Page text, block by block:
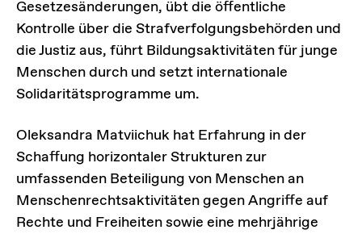
Gesetzesänderungen, übt die öffentliche
Kontrolle über die Strafverfolgungsbehörden und
die Justiz aus, führt Bildungsaktivitäten für junge
Menschen durch und setzt internationale
Solidaritätsprogramme um.
Oleksandra Matviichuk hat Erfahrung in der
Schaffung horizontaler Strukturen zur
umfassenden Beteiligung von Menschen an
Menschenrechtsaktivitäten gegen Angriffe auf
Rechte und Freiheiten sowie eine mehrjährige